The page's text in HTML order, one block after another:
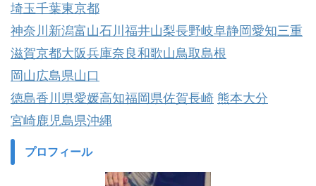
埼玉千葉東京都
神奈川 新潟富山石川 福井山梨長野岐阜静岡愛知三重
滋賀京都大阪兵庫奈良和歌山鳥取島根
岡山広島県山口
徳島香川県愛媛高知福岡県佐賀長崎 熊本大分
宮崎鹿児島県沖縄
プロフィール